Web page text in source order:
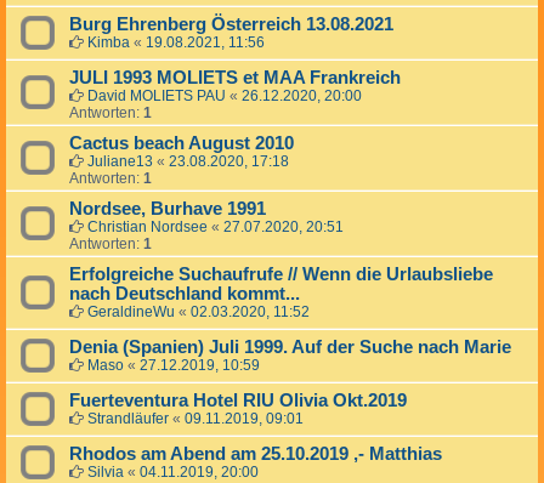
Burg Ehrenberg Österreich 13.08.2021
Kimba « 19.08.2021, 11:56
JULI 1993 MOLIETS et MAA Frankreich
David MOLIETS PAU « 26.12.2020, 20:00
Antworten: 1
Cactus beach August 2010
Juliane13 « 23.08.2020, 17:18
Antworten: 1
Nordsee, Burhave 1991
Christian Nordsee « 27.07.2020, 20:51
Antworten: 1
Erfolgreiche Suchaufrufe // Wenn die Urlaubsliebe
nach Deutschland kommt...
GeraldineWu « 02.03.2020, 11:52
Denia (Spanien) Juli 1999. Auf der Suche nach Marie
Maso « 27.12.2019, 10:59
Fuerteventura Hotel RIU Olivia Okt.2019
Strandläufer « 09.11.2019, 09:01
Rhodos am Abend am 25.10.2019 ,- Matthias
Silvia « 04.11.2019, 20:00